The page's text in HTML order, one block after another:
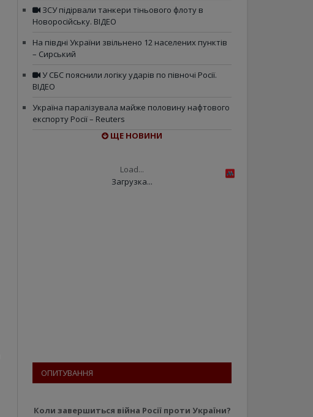
ЗСУ підірвали танкери тіньового флоту в
Новоросійську. ВІДЕО
На півдні України звільнено 12 населених пунктів
– Сирський
У СБС пояснили логіку ударів по півночі Росії.
ВІДЕО
Україна паралізувала майже половину нафтового
експорту Росії – Reuters
ЩЕ НОВИНИ
Load...
Загрузка...
ОПИТУВАННЯ
Коли завершиться війна Росії проти України?